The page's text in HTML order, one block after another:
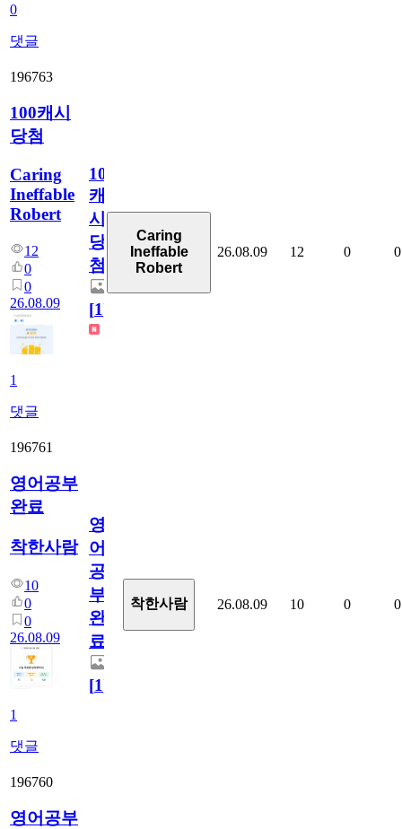
0
댓글
196763
100캐시
당첨
Caring
Ineffable
Robert
12
0
0
26.08.09
1
댓글
100
캐
시
당
첨
[1]
Caring
Ineffable
Robert
26.08.09 12 0 0
196761
영어공부
완료
착한사람
10
0
0
26.08.09
1
댓글
영
어
공
부
완
료
[1]
착한사람 26.08.09 10 0 0
196760
영어공부